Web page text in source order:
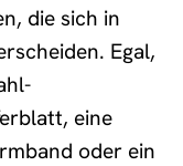
die sich in
Egal,
eine
oder ein